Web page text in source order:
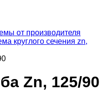
от производителя
круглого сечения zn,
Zn, 125/90